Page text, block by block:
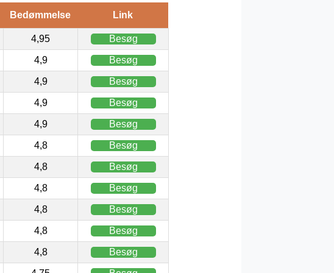
Bedømmelse Link
4,95 Besøg
4,9 Besøg
4,9 Besøg
4,9 Besøg
4,9 Besøg
4,8 Besøg
4,8 Besøg
4,8 Besøg
4,8 Besøg
4,8 Besøg
4,8 Besøg